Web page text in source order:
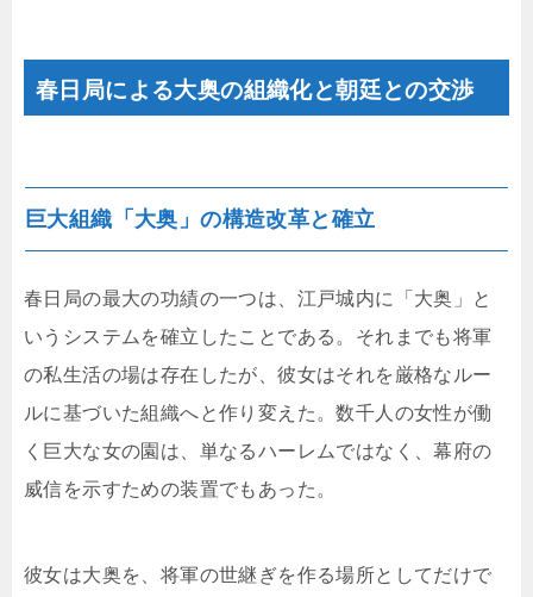
春日局による大奥の組織化と朝廷との交渉
巨大組織「大奥」の構造改革と確立
春日局の最大の功績の一つは、江戸城内に「大奥」と
いうシステムを確立したことである。それまでも将軍
の私生活の場は存在したが、彼女はそれを厳格なルー
ルに基づいた組織へと作り変えた。数千人の女性が働
く巨大な女の園は、単なるハーレムではなく、幕府の
威信を示すための装置でもあった。
彼女は大奥を、将軍の世継ぎを作る場所としてだけで